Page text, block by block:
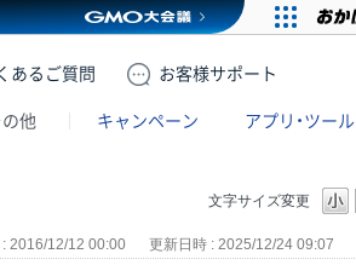
ある ご質問 お客様サポート
他 キャンペーン アプリ・ツール
文字サイズ変更
2016/12/12 00:00 更新日時 : 2025/12/24 09:07